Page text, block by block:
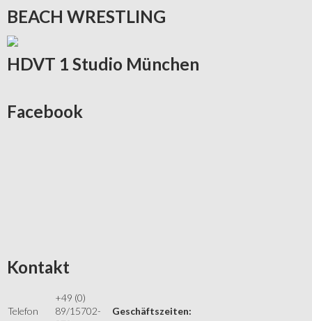
BEACH WRESTLING
HDVT 1 Studio München
Facebook
Kontakt
Telefon
+49 (0)
89/15702-
Geschäftszeiten: